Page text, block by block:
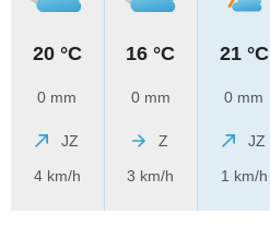
20 °C
0 mm
JZ
4 km/h
16 °C
0 mm
Z
3 km/h
21 °C
0 mm
JZ
1 km/h